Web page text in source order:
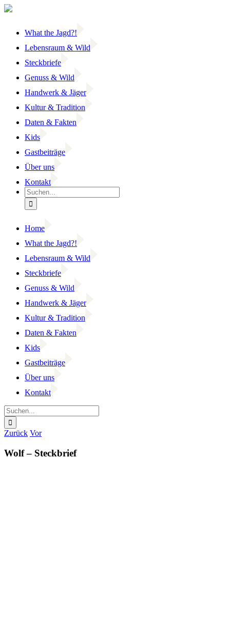
Zum
What the Jagd?!
Lebensraum & Wild
Steckbriefe
Genuss & Wild
Handwerk & Jäger
Kultur & Tradition
Daten & Fakten
Kids
Gastbeiträge
Über uns
Kontakt
Suche
nach:
Home
What the Jagd?!
Lebensraum & Wild
Steckbriefe
Genuss & Wild
Handwerk & Jäger
Kultur & Tradition
Daten & Fakten
Kids
Gastbeiträge
Über uns
Kontakt
Suche
nach:
Facebook
YouTube
Instagram
Zurück Vor
Wolf – Steckbrief